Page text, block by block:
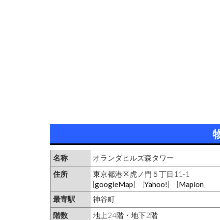
名称
オランダヒルズ森タワー
住所
東京都港区虎ノ門５丁目11-1
[googleMap] [Yahoo!] [Mapion]
最寄駅
神谷町
階数
地上24階・地下2階